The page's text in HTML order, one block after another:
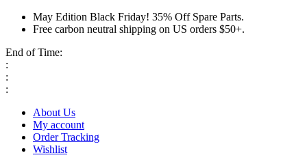
May Edition Black Friday! 35% Off Spare Parts.
Free carbon neutral shipping on US orders $50+.
End of Time:
:
:
:
About Us
My account
Order Tracking
Wishlist